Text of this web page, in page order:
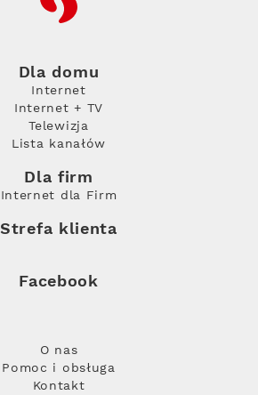
Dla domu
Internet
Internet + TV
Telewizja
Lista kanałów
Dla firm
Internet dla Firm
Strefa klienta
Facebook
O nas
Pomoc i obsługa
Kontakt